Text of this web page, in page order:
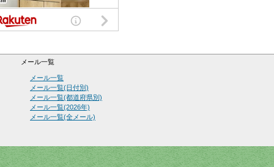
メール一覧
メール一覧
メール一覧(日付別)
メール一覧(都道府県別)
メール一覧(2026年)
メール一覧(全メール)